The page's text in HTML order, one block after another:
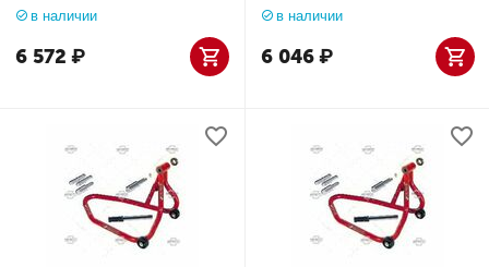
в наличии
6 572 ₽
в наличии
6 046₽